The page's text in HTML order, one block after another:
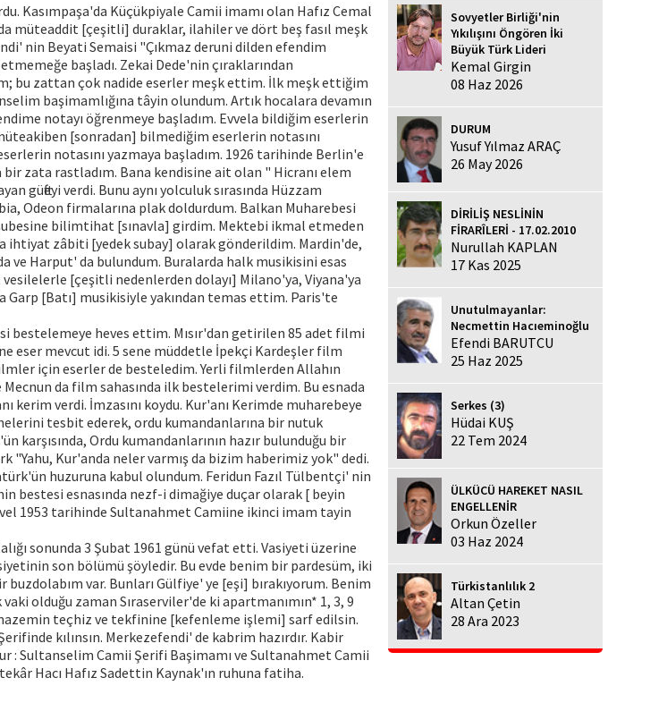
Kasımpaşa'da Küçükpiyale Camii imamı olan Hafız Cemal
müteaddit [çeşitli] duraklar, ilahiler ve dört beş fasıl meşk
nin Beyati Semaisi "Çıkmaz deruni dilden efendim
başladı. Zekai Dede'nin çıraklarından
bu zattan çok nadide eserler meşk ettim. İlk meşk ettiğim
başimamlığına tâyin olundum. Artık hocalara devamın
notayı öğrenmeye başladım. Evvela bildiğim eserlerin
[sonradan] bilmediğim eserlerin notasını
notasını yazmaya başladım. 1926 tarihinde Berlin'e
zata rastladım. Bana kendisine ait olan " Hicranı elem
güfteyi verdi. Bunu aynı yolculuk sırasında Hüzzam
Odeon firmalarına plak doldurdum. Balkan Muharebesi
bilimtihat [sınavla] girdim. Mektebi ikmal etmeden
ihtiyat zâbiti [yedek subay] olarak gönderildim. Mardin'de,
ve Harput' da bulundum. Buralarda halk musikisini esas
[çeşitli nedenlerden dolayı] Milano'ya, Viyana'ya
[Batı] musikisiyle yakından temas ettim. Paris'te
heves ettim. Mısır'dan getirilen 85 adet filmi
eser mevcut idi. 5 sene müddetle İpekçi Kardeşler film
için eserler de besteledim. Yerli filmlerden Allahın
da film sahasında ilk bestelerimi verdim. Bu esnada
kerim verdi. İmzasını koydu. Kur'anı Kerimde muharebeye
tesbit ederek, ordu kumandanlarına bir nutuk
karşısında, Ordu kumandanlarının hazır bulunduğu bir
Kur'anda neler varmış da bizim haberimiz yok" dedi.
huzuruna kabul olundum. Feridun Fazıl Tülbentçi' nin
bestesi esnasında nezf-i dimağiye duçar olarak [ beyin
1953 tarihinde Sultanahmet Camiine ikinci imam tayin
sonunda 3 Şubat 1961 günü vefat etti. Vasiyeti üzerine
son bölümü şöyledir. Bu evde benim bir pardesüm, iki
var. Bunları Gülfiye' ye [eşi] bırakıyorum. Benim
olduğu zaman Sıraserviler'de ki apartmanımın* 1, 3, 9
teçhiz ve tekfinine [kefenleme işlemi] sarf edilsin.
kılınsın. Merkezefendi' de kabrim hazırdır. Kabir
: Sultanselim Camii Şerifi Başimamı ve Sultanahmet Camii
Hacı Hafız Sadettin Kaynak'ın ruhuna fatiha.
Sovyetler Birliği'nin
Yıkılışını Öngören İki
Büyük Türk Lideri
Kemal Girgin
08 Haz 2026
DURUM
Yusuf Yılmaz ARAÇ
26 May 2026
DİRİLİŞ NESLİNİN
FİRARÎLERİ - 17.02.2010
Nurullah KAPLAN
17 Kas 2025
Unutulmayanlar:
Necmettin Hacıeminoğlu
Efendi BARUTCU
25 Haz 2025
Serkes (3)
Hüdai KUŞ
22 Tem 2024
ÜLKÜCÜ HAREKET NASIL
ENGELLENİR
Orkun Özeller
03 Haz 2024
Türkistanlılık 2
Altan Çetin
28 Ara 2023